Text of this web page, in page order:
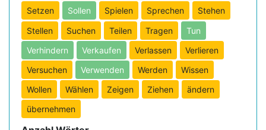
Setzen
Sollen Spielen Sprechen
Stehen
Stellen
Suchen Teilen Tragen
Tun
Verhindern
Verkaufen Verlassen
Verlieren
Versuchen
Verwenden Werden
Wissen
Wollen
Wählen Zeigen Ziehen
ändern
übernehmen